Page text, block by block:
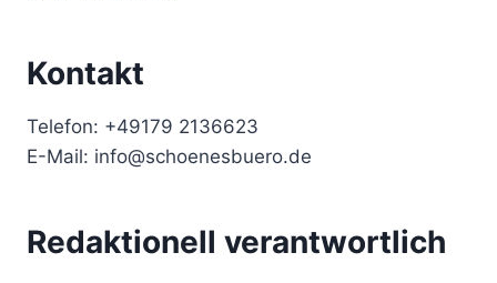
Kontakt
Telefon: +49179 2136623
E-Mail: info@schoenesbuero.de
Redaktionell verantwortlich